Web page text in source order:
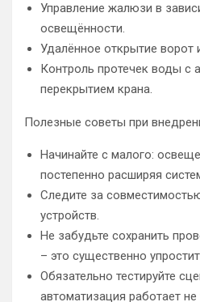
Управление жалюзи в
освещённости.
Удалённое открытие ворот
Контроль протечек воды с
перекрытием крана.
Полезные советы при
Начинайте с малого:
постепенно расширяя
Следите за
устройств.
Не забудьте сохранить
– это существенно
Обязательно тестируйте
автоматизация работает